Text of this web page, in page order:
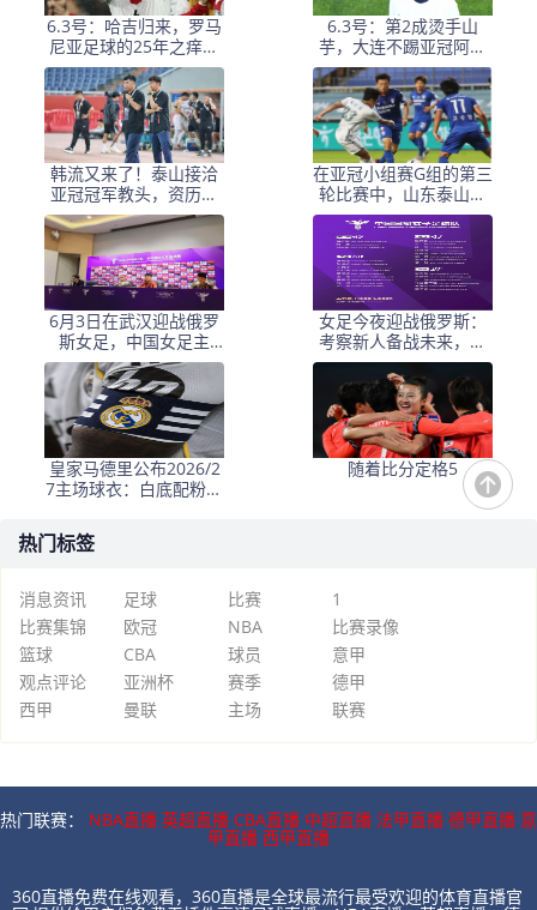
6.3号：哈吉归来，罗马
尼亚足球的25年之痒能
解么？
6.3号：第2成烫手山
芋，大连不踢亚冠阿奇
+马莱莱没必要换练好新
星更重要
韩流又来了！泰山接洽
亚冠冠军教头，资历与
名气全面压过徐正源
在亚冠小组赛G组的第三
轮比赛中，山东泰山客
场挑战韩国球队仁
6月3日在武汉迎战俄罗
斯女足，中国女足主
帅：“这是很好的挑战!”
女足今夜迎战俄罗斯：
考察新人备战未来，古
雅沙退役展玫瑰情怀
皇家马德里公布2026/2
7主场球衣：白底配粉与
弗里斯转会传闻添热点
随着比分定格5
热门标签
消息资讯 足球 比赛
1
比赛集锦
欧冠 NBA
比赛录像
篮球
CBA 球员
意甲
观点评论
亚洲杯 赛季
德甲
西甲
曼联 主场 联赛
热门联赛： NBA直播 英超直播 CBA直播 中超直播 法甲直播 德甲直播 意
甲直播 西甲直播
360直播免费在线观看，360直播是全球最流行最受欢迎的体育直播官